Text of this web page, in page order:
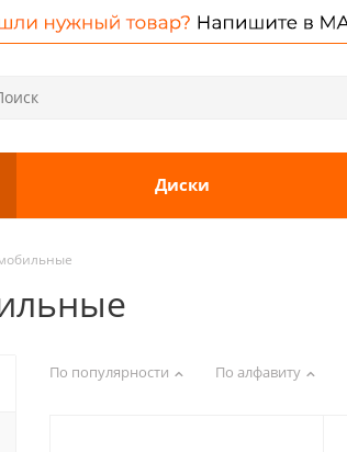
Диски
По популярности По алфавиту